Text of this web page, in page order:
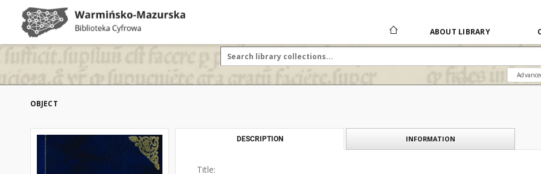
ABOUT LIBRARY
OBJECT
DESCRIPTION INFORMATION
Title: